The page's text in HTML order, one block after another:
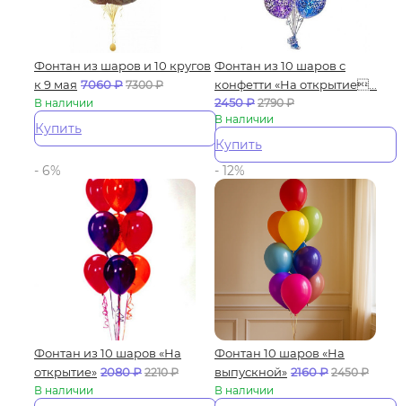
Фонтан из шаров и 10 кругов
к 9 мая 7060₽ 7300₽
В наличии
Купить
Фонтан из 10 шаров с
конфетти «На открытие...
2450₽ 2790₽
В наличии
Купить
- 6%
Фонтан из 10 шаров «На
открытие» 2080₽ 2210₽
В наличии
- 12%
Фонтан 10 шаров «На
выпускной» 2160₽ 2450₽
В наличии